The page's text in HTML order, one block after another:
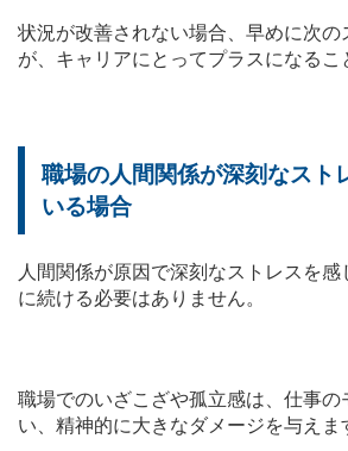
状況が改善されない場合、早めに次の
が、キャリアにとってプラスになるこ
職場の人間関係が深刻なスト
いる場合
人間関係が原因で深刻なストレスを
に続ける必要はありません。
職場でのいざこざや孤立感は、仕事の
い、精神的に大きなダメージを与えま